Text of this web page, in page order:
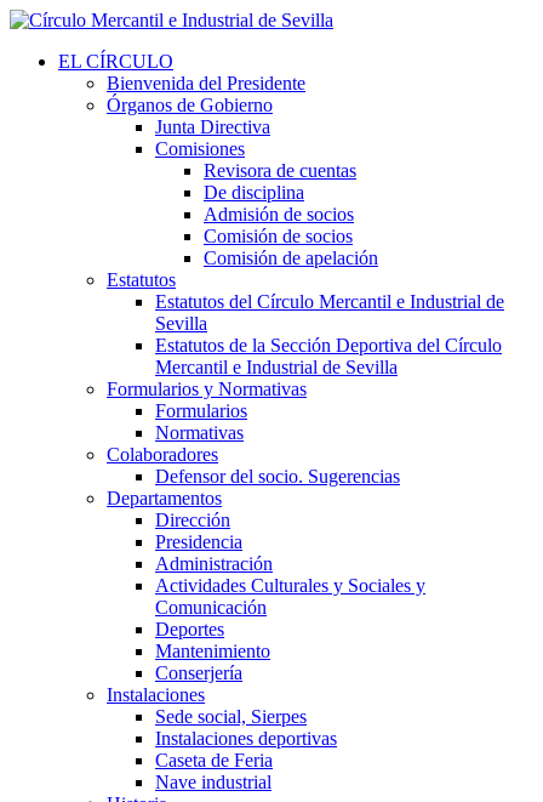
EL CÍRCULO
Bienvenida del Presidente
Órganos de Gobierno
Junta Directiva
Comisiones
Revisora de cuentas
De disciplina
Admisión de socios
Comisión de socios
Comisión de apelación
Estatutos
Estatutos del Círculo Mercantil e Industrial de
Sevilla
Estatutos de la Sección Deportiva del Círculo
Mercantil e Industrial de Sevilla
Formularios y Normativas
Formularios
Normativas
Colaboradores
Defensor del socio. Sugerencias
Departamentos
Dirección
Presidencia
Administración
Actividades Culturales y Sociales y
Comunicación
Deportes
Mantenimiento
Conserjería
Instalaciones
Sede social, Sierpes
Instalaciones deportivas
Caseta de Feria
Nave industrial